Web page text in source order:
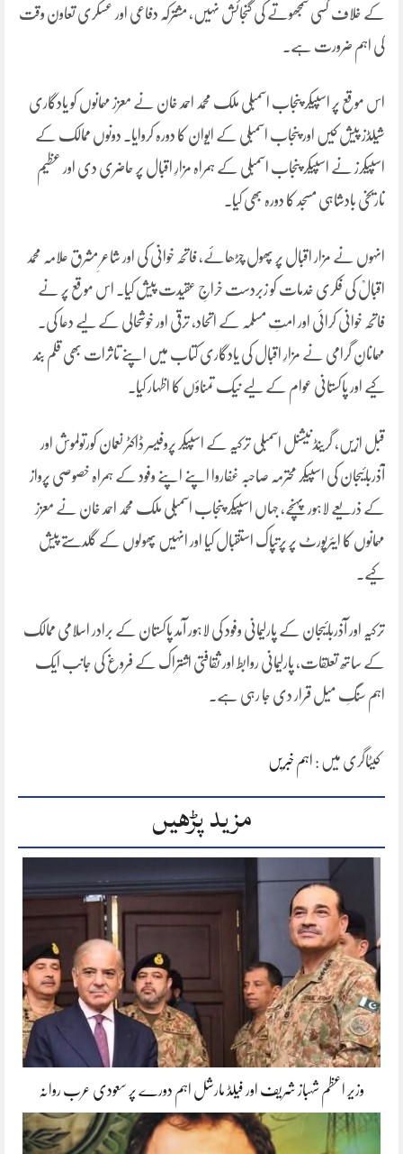
کے خلاف کسی سمجھوتے کی گنجائش نہیں، مشترکہ دفاعی اور عسکری تعاون وقت
کی اہم ضرورت ہے۔
اس موقع پر اسپیکر پنجاب اسمبلی ملک محمد احمد خان نے معزز مہمانوں کو یادگاری
شیلڈز پیش کیں اور پنجاب اسمبلی کے ایوان کا دورہ کروایا۔ دونوں ممالک کے
اسپیکرز نے اسپیکر پنجاب اسمبلی کے ہمراہ مزارِ اقبال پر حاضری دی اور عظیم
تاریخی بادشاہی مسجد کا دورہ بھی کیا۔
انہوں نے مزار اقبال پر پھول چڑھائے، فاتحہ خوانی کی اور شاعرِ مشرق علامہ محمد
اقبالؒ کی فکری خدمات کو زبردست خراجِ عقیدت پیش کیا۔ اس موقع پر نے
فاتحہ خوانی کرائی اور امتِ مسلمہ کے اتحاد، ترقی اور خوشحالی کے لیے دعا کی۔
مہمانانِ گرامی نے مزارِ اقبال کی یادگاری کتاب میں اپنے تاثرات بھی قلم بند
کیے اور پاکستانی عوام کے لیے نیک تمناؤں کا اظہار کیا۔
قبل ازیں، گرینڈ نیشنل اسمبلی ترکیہ کے اسپیکر پروفیسر ڈاکٹر نعمان کورتولموش اور
آذربائیجان کی اسپیکر محترمہ صاحبہ غفاروا اپنے اپنے وفود کے ہمراہ خصوصی پرواز
کے ذریعے لاہور پہنچے، جہاں اسپیکر پنجاب اسمبلی ملک محمد احمد خان نے معزز
مہمانوں کا ایئرپورٹ پر پرتپاک استقبال کیا اور انہیں پھولوں کے گلدستے پیش
کیے۔
ترکیہ اور آذربائیجان کے پارلیمانی وفود کی لاہور آمد پاکستان کے برادر اسلامی ممالک
کے ساتھ تعلقات، پارلیمانی روابط اور ثقافتی اشتراک کے فروغ کی جانب ایک
اہم سنگِ میل قرار دی جا رہی ہے۔
کیٹاگری میں : اہم خبریں
مزید پڑھیں
وزیر اعظم شہباز شریف اور فیلڈ مارشل اہم دورے پر سعودی عرب روانہ